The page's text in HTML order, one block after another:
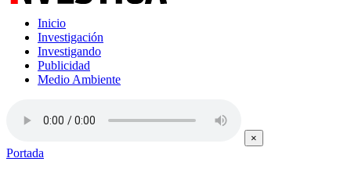
Inicio
Investigación
Investigando
Publicidad
Medio Ambiente
×
Portada